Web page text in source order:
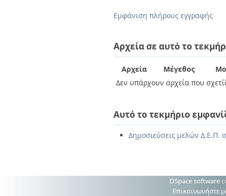
Εμφάνιση πλήρους εγγραφής
Αρχεία σε αυτό το
Αρχεία Μέγεθος
Δεν υπάρχουν αρχεία που
Αυτό το τεκμήριο
Δημοσιεύσεις μελών Δ.Ε.Π.
DSpace software
Επικοινωνήστε